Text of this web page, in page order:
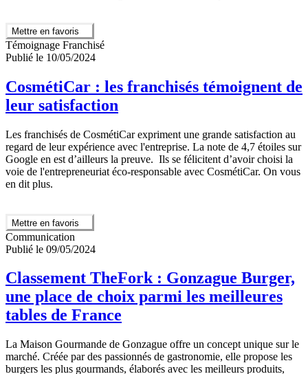
Mettre en favoris
Témoignage Franchisé
Publié le 10/05/2024
CosmétiCar : les franchisés témoignent de
leur satisfaction
Les franchisés de CosmétiCar expriment une grande satisfaction au
regard de leur expérience avec l'entreprise. La note de 4,7 étoiles sur
Google en est d’ailleurs la preuve. Ils se félicitent d’avoir choisi la
voie de l'entrepreneuriat éco-responsable avec CosmétiCar. On vous
en dit plus.
Mettre en favoris
Communication
Publié le 09/05/2024
Classement TheFork : Gonzague Burger,
une place de choix parmi les meilleures
tables de France
La Maison Gourmande de Gonzague offre un concept unique sur le
marché. Créée par des passionnés de gastronomie, elle propose les
burgers les plus gourmands, élaborés avec les meilleurs produits,